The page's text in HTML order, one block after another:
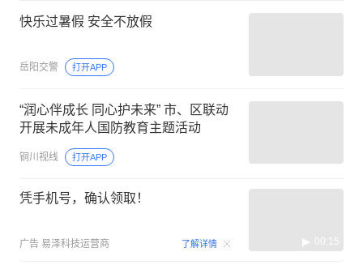
快乐过暑假 安全不放假
岳阳交警 打开APP
“润心伴成长 同心护未来” 市、区联动
开展未成年人国防教育主题活动
铜川视线 打开APP
凭手机号，确认领取！
广告 易泽科技运营商 了解详情 00:15